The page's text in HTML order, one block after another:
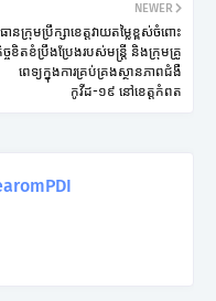
NEWER
ាន​ក្រុម​ប្រឹក្សា​ខេត្ត​វាយ​តម្លៃ​ខ្ពស់​ចំពោះ​
ច្ច​ខិត​ខំប្រឹង​ប្រែង​របស់​មន្ត្រី និង​ក្រុម​គ្រូ
ពេទ្យ​ក្នុង​ការ​គ្រប់​គ្រង​ស្ថាន​ភាព​ជំងឺ​
កូវីដ-១៩ នៅ​ខេត្ត​កំពត